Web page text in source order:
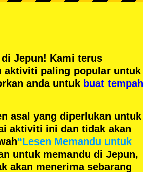
di Jepun! Kami terus
aktiviti paling popular untuk
anda untuk buat
asal yang diperlukan untuk
aktiviti ini dan tidak akan
“Lesen Memandu untuk
untuk memandu di Jepun,
akan menerima sebarang